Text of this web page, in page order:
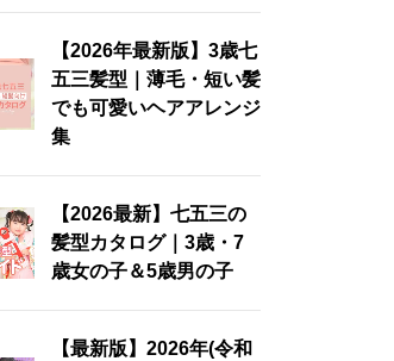
【2026年最新版】3歳七
五三髪型｜薄毛・短い髪
でも可愛いヘアアレンジ
集
【2026最新】七五三の
髪型カタログ｜3歳・7
歳女の子＆5歳男の子
【最新版】2026年(令和